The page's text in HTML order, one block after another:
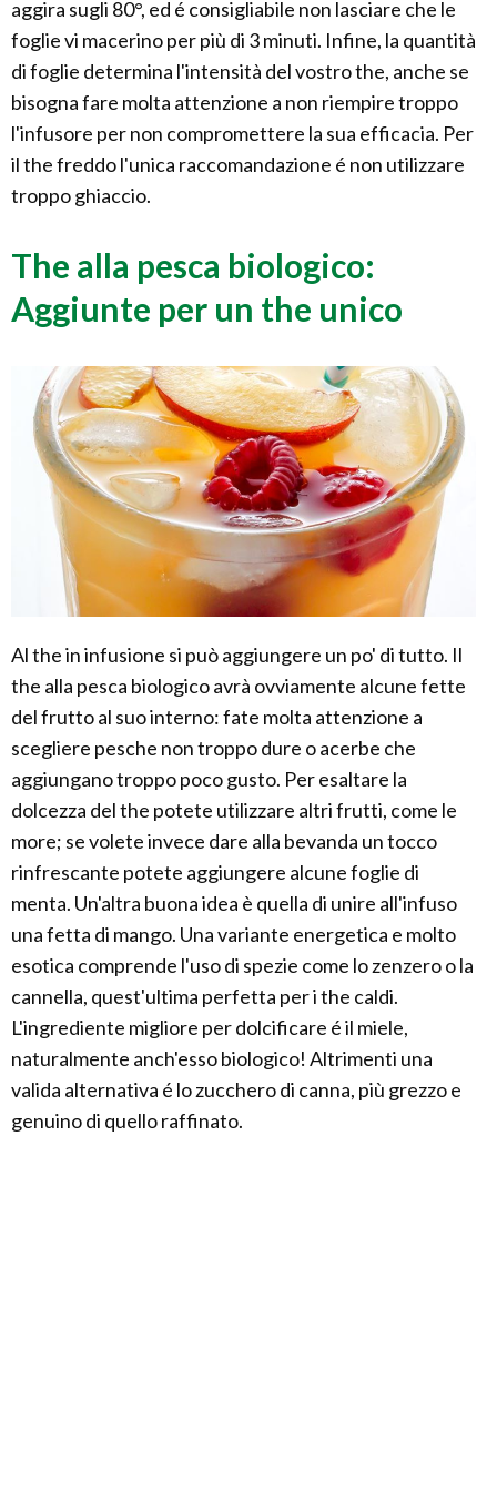
aggira sugli 80°, ed é consigliabile non lasciare che le
foglie vi macerino per più di 3 minuti. Infine, la quantità
di foglie determina l'intensità del vostro the, anche se
bisogna fare molta attenzione a non riempire troppo
l'infusore per non compromettere la sua efficacia. Per
il the freddo l'unica raccomandazione é non utilizzare
troppo ghiaccio.
The alla pesca biologico:
Aggiunte per un the unico
Al the in infusione si può aggiungere un po' di tutto. Il
the alla pesca biologico avrà ovviamente alcune fette
del frutto al suo interno: fate molta attenzione a
scegliere pesche non troppo dure o acerbe che
aggiungano troppo poco gusto. Per esaltare la
dolcezza del the potete utilizzare altri frutti, come le
more; se volete invece dare alla bevanda un tocco
rinfrescante potete aggiungere alcune foglie di
menta. Un'altra buona idea è quella di unire all'infuso
una fetta di mango. Una variante energetica e molto
esotica comprende l'uso di spezie come lo zenzero o la
cannella, quest'ultima perfetta per i the caldi.
L'ingrediente migliore per dolcificare é il miele,
naturalmente anch'esso biologico! Altrimenti una
valida alternativa é lo zucchero di canna, più grezzo e
genuino di quello raffinato.